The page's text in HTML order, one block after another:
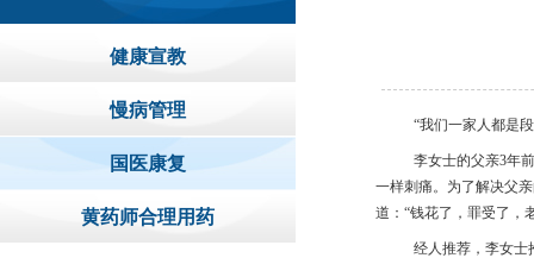
健康宣教
慢病管理
国医康复
黄药师合理用药
“我们一家人都是
李女士的父亲3年
一样刺痛。为了解决父
道：“钱花了，罪受了，
经人推荐，李女士